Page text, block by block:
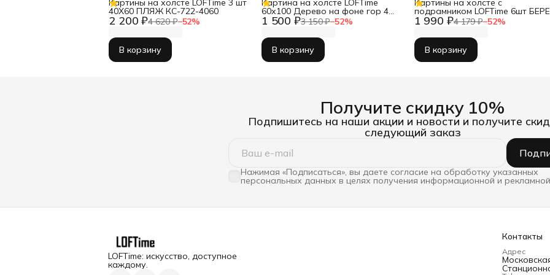
2 200 ₽4 620 ₽−52%
Картины на холсте LOFTime 3 шт
40Х60 ПЛЯЖ КС-722-4060
В корзину
1 500 ₽3 150 ₽−52%
Картина на холсте LOFTime
60х100 Дерево на фоне гор 4
КБ-1268-60100
В корзину
1 990 ₽4 179 ₽−52%
Картины на холсте с
подрамником LOFTime 6шт
В КОРИЧНЕВЫХ ТОНАХ К-286-
3040
В корзину
Получите скидку 10%
Подпишитесь на наши акции и новости и получите
следующий заказ
Нажимая «Подписаться», вы даете согласие на обработку указанных
персональных данных в целях получения информационной и
LOFTime: искусство, доступное
каждому.
Контакты
Адрес